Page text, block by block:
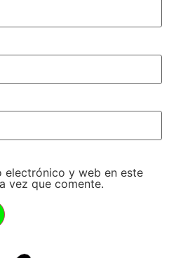
electrónico y web en este
vez que comente.